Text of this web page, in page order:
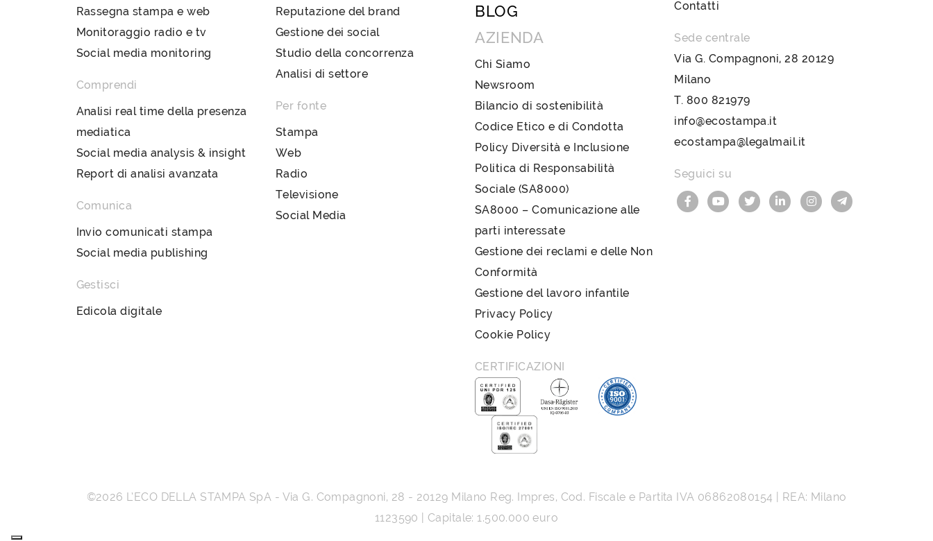
Rassegna stampa e web
Monitoraggio radio e tv
Social media monitoring
Comprendi
Analisi real time della presenza
mediatica
Social media analysis & insight
Report di analisi avanzata
Comunica
Invio comunicati stampa
Social media publishing
Gestisci
Edicola digitale
Reputazione del brand
Gestione dei social
Studio della concorrenza
Analisi di settore
Per fonte
Stampa
Web
Radio
Televisione
Social Media
BLOG
AZIENDA
Chi Siamo
Newsroom
Bilancio di sostenibilità
Codice Etico e di Condotta
Policy Diversità e Inclusione
Politica di Responsabilità
Sociale (SA8000)
SA8000 – Comunicazione alle
parti interessate
Gestione dei reclami e delle Non
Conformità
Gestione del lavoro infantile
Privacy Policy
Cookie Policy
CERTIFICAZIONI
Contatti
Sede centrale
Via G. Compagnoni, 28 20129
Milano
T. 800 821979
info@ecostampa.it
ecostampa@legalmail.it
Seguici su
©2026 L’ECO DELLA STAMPA SpA - Via G. Compagnoni, 28 - 20129 Milano Reg. Impres, Cod. Fiscale e Partita IVA 06862080154 | REA: Milano
1123590 | Capitale: 1.500.000 euro